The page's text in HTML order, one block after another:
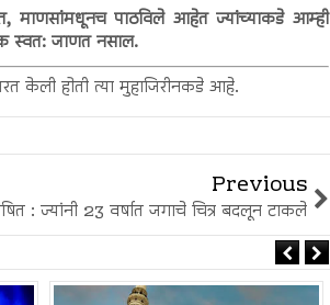
माणसांमधूनच पाठविले आहेत ज्यांच्याकडे आम्ही
स्वत: जाणत नसाल.
केली होती त्या मुहाजिरीनकडे आहे.
Previous
: ज्यांनी 23 वर्षात जगाचे चित्र बदलून टाकले